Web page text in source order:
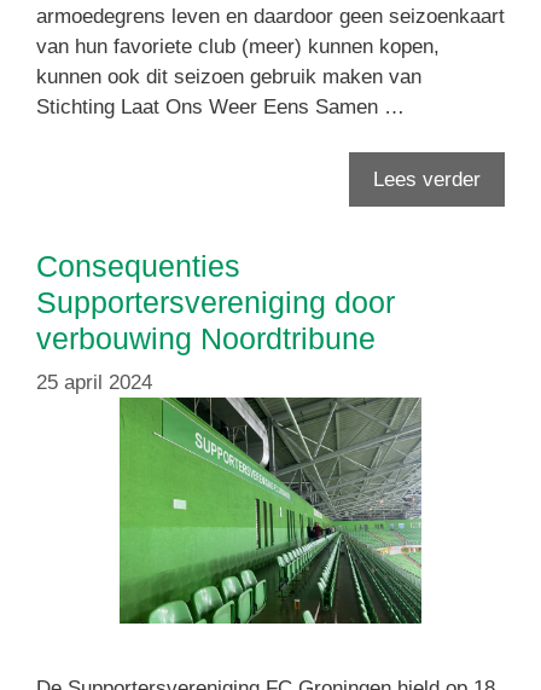
armoedegrens leven en daardoor geen seizoenkaart
van hun favoriete club (meer) kunnen kopen,
kunnen ook dit seizoen gebruik maken van
Stichting Laat Ons Weer Eens Samen …
Lees verder
Consequenties
Supportersvereniging door
verbouwing Noordtribune
25 april 2024